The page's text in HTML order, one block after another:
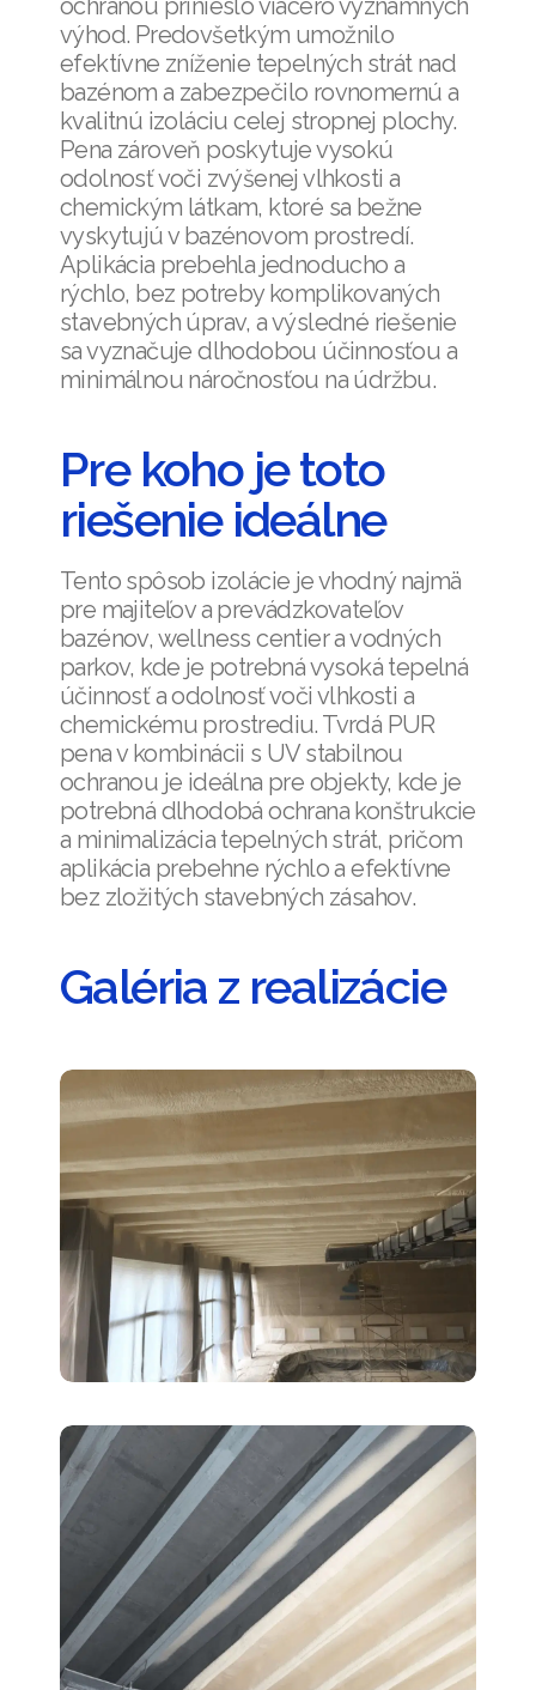
ochranou prinieslo viacero významných
výhod. Predovšetkým umožnilo
efektívne zníženie tepelných strát nad
bazénom a zabezpečilo rovnomernú a
kvalitnú izoláciu celej stropnej plochy.
Pena zároveň poskytuje vysokú
odolnosť voči zvýšenej vlhkosti a
chemickým látkam, ktoré sa bežne
vyskytujú v bazénovom prostredí.
Aplikácia prebehla jednoducho a
rýchlo, bez potreby komplikovaných
stavebných úprav, a výsledné riešenie
sa vyznačuje dlhodobou účinnosťou a
minimálnou náročnosťou na údržbu.
Pre koho je toto
riešenie ideálne
Tento spôsob izolácie je vhodný najmä
pre majiteľov a prevádzkovateľov
bazénov, wellness centier a vodných
parkov, kde je potrebná vysoká tepelná
účinnosť a odolnosť voči vlhkosti a
chemickému prostrediu. Tvrdá PUR
pena v kombinácii s UV stabilnou
ochranou je ideálna pre objekty, kde je
potrebná dlhodobá ochrana konštrukcie
a minimalizácia tepelných strát, pričom
aplikácia prebehne rýchlo a efektívne
bez zložitých stavebných zásahov.
Galéria z realizácie